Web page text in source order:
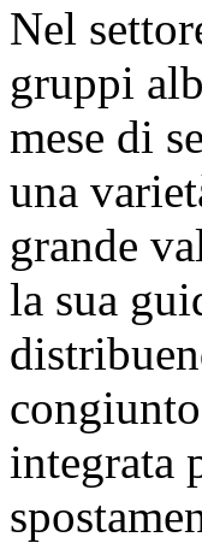
Nel
gruppi
mese di
una
grande
la sua
integrata